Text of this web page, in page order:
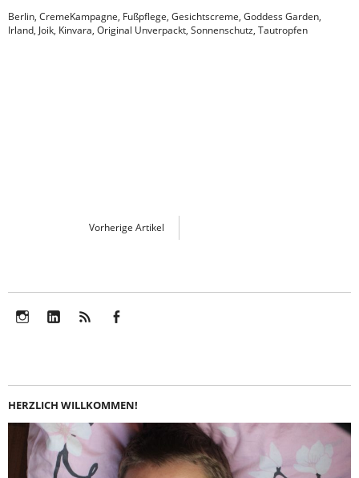
Berlin, CremeKampagne, Fußpflege, Gesichtscreme, Goddess Garden,
Irland, Joik, Kinvara, Original Unverpackt, Sonnenschutz, Tautropfen
Vorherige Artikel
HERZLICH WILLKOMMEN!